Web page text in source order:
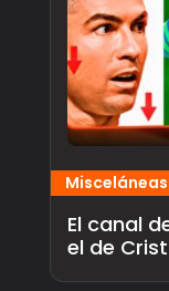
Misceláneas
El canal
el de